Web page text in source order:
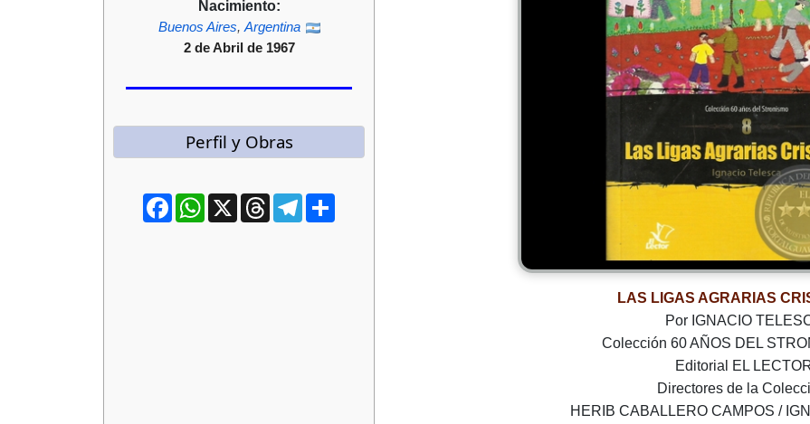
Nacimiento:
Buenos Aires, Argentina
2 de Abril de 1967
Perfil y Obras
FacebookWhatsApp
X ThreadsTelegram
LAS LIGAS AGRARIAS
Por IGNACIO
Colección 60 AÑOS DEL
Editorial EL
Directores de la
HERIB CABALLERO CAMPOS /